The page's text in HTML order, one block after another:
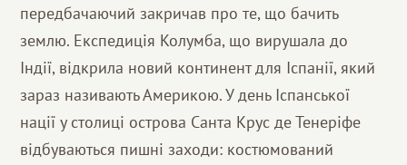
передбачаючий закричав про те, що бачить
землю. Експедиція Колумба, що вирушала до
Індії, відкрила новий континент для Іспанії, який
зараз називають Америкою. У день Іспанської
нації у столиці острова Санта Крус де Тенеріфе
відбуваються пишні заходи: костюмований